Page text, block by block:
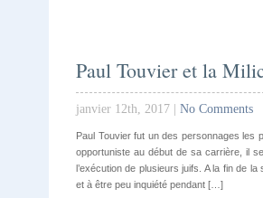
Paul Touvier et la
janvier 12th, 2017 | No Comments
Paul Touvier fut un des personnages les
opportuniste au début de sa carrière, il
l’exécution de plusieurs juifs. A la fin de
et à être peu inquiété pendant […]